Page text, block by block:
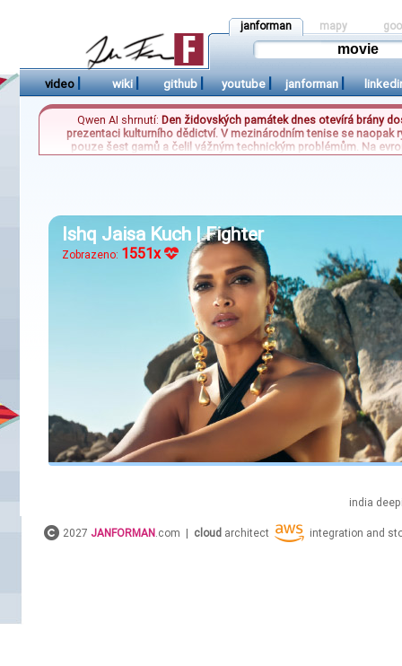
janforman mapy
video | wiki | github | youtube | janforman |
Qwen AI shrnutí: Den židovských památek dnes otevírá brány
prezentaci kulturního dědictví. V mezinárodním tenise se
pouze šest gamů a čelil vážným technickým problémům. Na
Ishq Jaisa Kuch | Fighter
Zobrazeno: 1551x
india
2027 JANFORMAN .com | cloud architect integration and